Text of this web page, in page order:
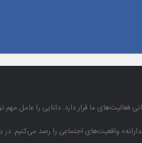
فعالیت‌های ما قرار دارد. دانایی را عامل
واقعیت‌های اجتماعی را رصد می‌كنیم.